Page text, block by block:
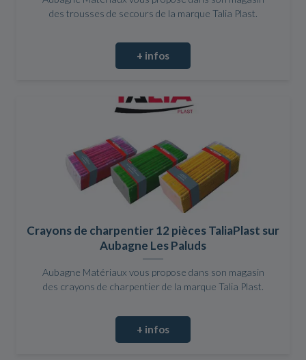
des trousses de secours de la marque Talia Plast.
+ infos
Crayons de charpentier 12 pièces TaliaPlast sur
Aubagne Les Paluds
Aubagne Matériaux vous propose dans son magasin
des crayons de charpentier de la marque Talia Plast.
+ infos